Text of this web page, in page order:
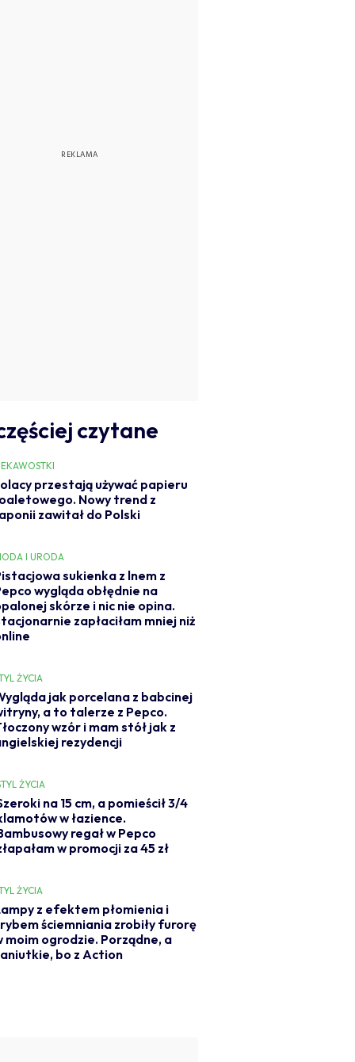
czytane
przestają używać papieru
Nowy trend z
zawitał do Polski
I URODA
sukienka z lnem z
wygląda obłędnie na
skórze i nic nie opina.
zapłaciłam mniej niż
ŻYCIA
jak porcelana z babcinej
a to talerze z Pepco.
wzór i mam stół jak z
rezydencji
ŻYCIA
na 15 cm, a pomieścił 3/4
w łazience.
regał w Pepco
w promocji za 45 zł
ŻYCIA
z efektem płomienia i
ściemniania zrobiły furorę
moim ogrodzie. Porządne, a
bo z Action